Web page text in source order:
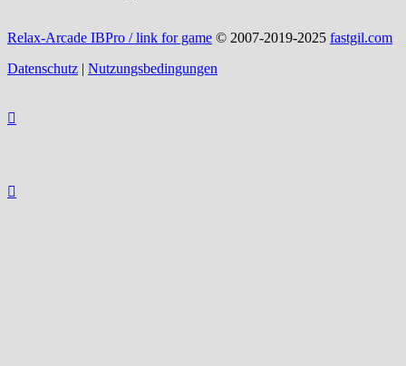
Relax-Arcade IBPro / link for game © 2007-2019-2025 fastgil.com
Datenschutz | Nutzungsbedingungen